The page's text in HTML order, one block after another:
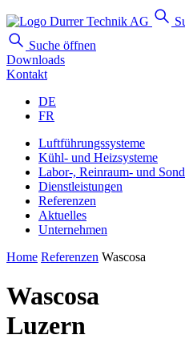
Suche öffnen
Downloads
Kontakt
DE
FR
Luftführungssysteme
Kühl- und Heizsysteme
Labor-, Reinraum- und
Dienstleistungen
Referenzen
Aktuelles
Unternehmen
Home Referenzen Wascosa
Wascosa
Luzern